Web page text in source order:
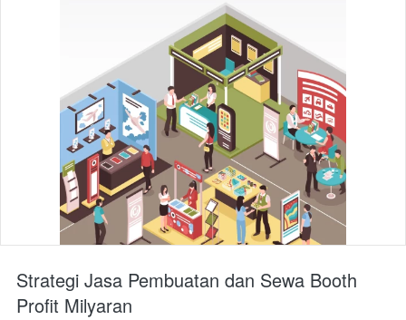
Strategi Jasa Pembuatan dan Sewa Booth
Profit Milyaran